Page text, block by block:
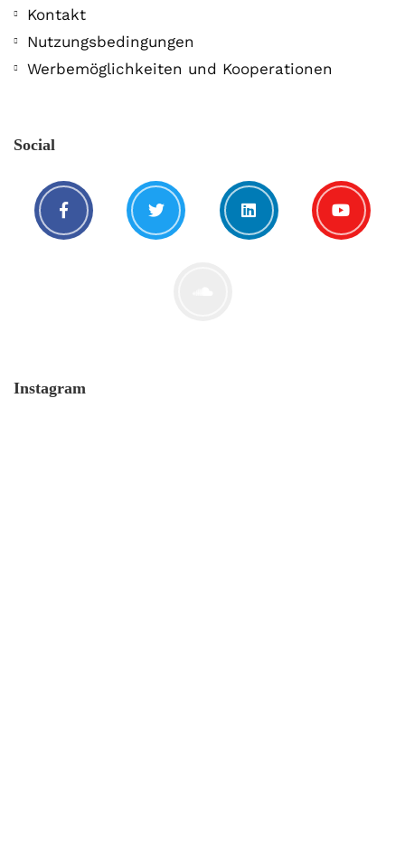
Kontakt
Nutzungsbedingungen
Werbemöglichkeiten und Kooperationen
Social
Instagram